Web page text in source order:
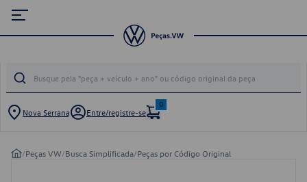
Nova Serrana Entre/registre-se
0
/Peças VW/Busca Simplificada/Peças por Código Original